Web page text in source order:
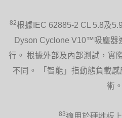
82根據IEC 62885-2 CL 5.8及
Dyson Cyclone V10™吸塵器
行。 根據外部及內部測試，實
不同。 「智能」指動態負載
術。
83適用於硬地板